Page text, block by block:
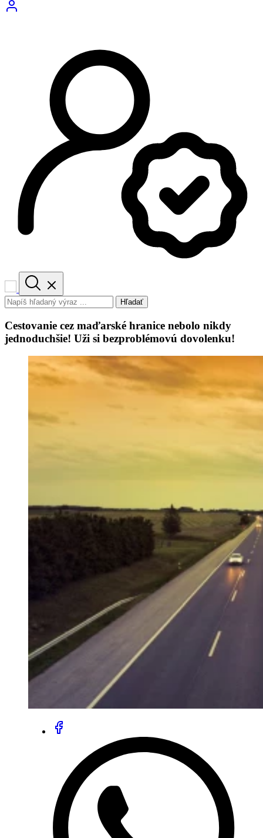
Hľadať
Cestovanie cez maďarské hranice nebolo nikdy
jednoduchšie! Uži si bezproblémovú dovolenku!